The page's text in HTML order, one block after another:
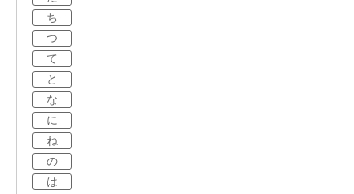
ち
つ
て
と
な
に
ね
の
は